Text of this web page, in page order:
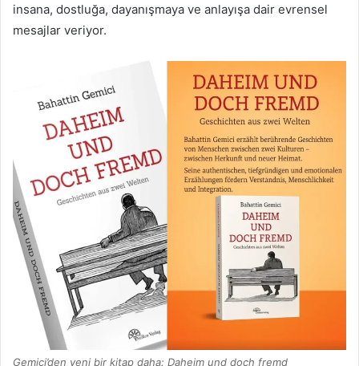
insana, dostluğa, dayanışmaya ve anlayışa dair evrensel
mesajlar veriyor.
Gemici’den yeni bir kitap daha: Daheim und doch fremd